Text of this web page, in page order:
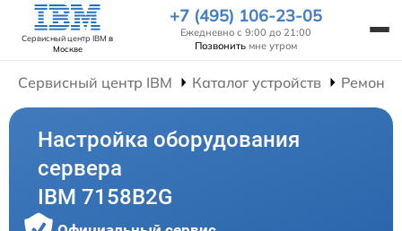
Сервисный центр IBM в
Москве
+7 (495) 106-23-05
Ежедневно с 9:00 до 21:00
Позвонить мне утром
Сервисный центр IBM Каталог устройств Ремонт
Настройка оборудования
сервера
IBM 7158B2G